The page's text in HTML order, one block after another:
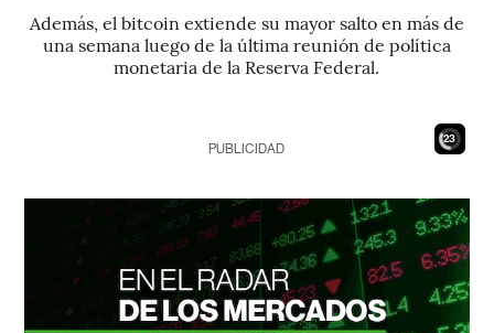
Además, el bitcoin extiende su mayor salto en más de
una semana luego de la última reunión de política
monetaria de la Reserva Federal.
21
PUBLICIDAD